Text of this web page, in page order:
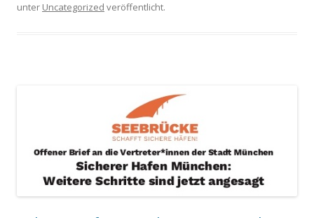
unter Uncategorized veröffentlicht.